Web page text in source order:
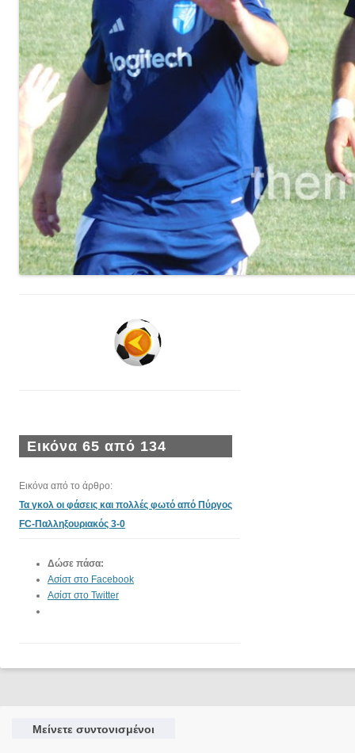
Εικόνα 65 από 134
Εικόνα από το άρθρο:
Τα γκολ οι φάσεις και πολλές φωτό από Πύργος
FC-Παλληξουριακός 3-0
Δώσε πάσα:
Ασίστ στο Facebook
Ασίστ στο Twitter
Μείνετε συντονισμένοι